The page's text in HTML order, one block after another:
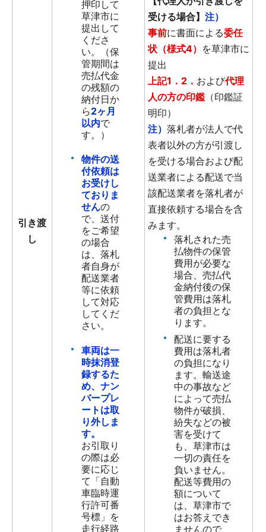
引き渡
し
押印して
草津市に
提出して
くださ
い。（保
管期間は
売払代金
の残額の
納付日か
ら2ヶ月
以内で
す。）
物件の送
付依頼は
お受けし
ておりま
せんの
で、送付
をご希望
の場合
は、落札
者自身が
配送業者
等に依頼
して対応
してくだ
さい。
車両は一
時抹消登
録するた
め、ナン
バープレ
ートは取
り外しま
す。
お引取り
の際は必
要に応じ
て「自動
車臨時運
行許可番
号標」を
走行経路
受ける場合】 注）
事前に書面による委任
状（様式4） を草津市に
提出
上記1．2． および代理
人の方の印鑑 （印鑑証
明印）
注） 落札者が法人で代
表者以外の方が引渡し
を受ける場合および配
送業者による配送で当
該配送業者を落札者が
直接依頼する場合を含
みます。
落札された売
払物件の保管
費用が必要な
場合、売払代
金納付後の保
管費用は落札
者の負担とな
ります。
配送に要する
費用は落札者
の負担になり
ます。輸送途
中の事故など
によって売払
物件が破損、
紛失などの被
害を受けて
も、草津市は
一切の責任を
負いません。
配送等費用の
額について
は、草津市で
はお答えでき
ませんので、